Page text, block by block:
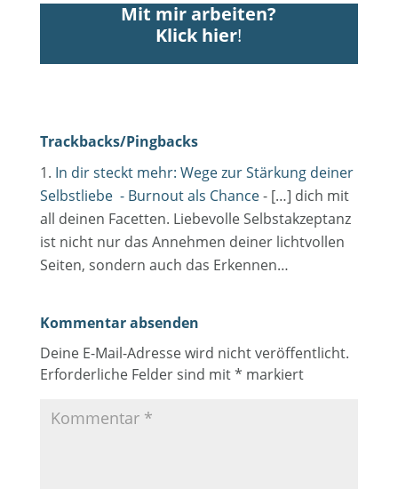
Mit mir arbeiten?
Klick hier!
Trackbacks/Pingbacks
In dir steckt mehr: Wege zur Stärkung deiner
Selbstliebe - Burnout als Chance- […] dich mit
all deinen Facetten. Liebevolle Selbstakzeptanz
ist nicht nur das Annehmen deiner lichtvollen
Seiten, sondern auch das Erkennen…
Kommentar absenden
Deine E-Mail-Adresse wird nicht veröffentlicht.
Erforderliche Felder sind mit* markiert